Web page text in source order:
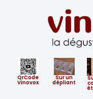
QrCode
Vinovox
Sur un
dépliant